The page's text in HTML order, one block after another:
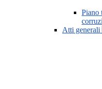
Piano
Atti generali